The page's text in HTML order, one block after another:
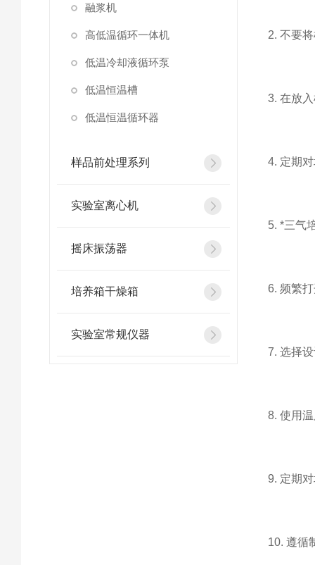
融浆机
高低温循环一体机
低温冷却液循环泵
低温恒温槽
低温恒温循环器
样品前处理系列
实验室离心机
摇床振荡器
培养箱干燥箱
实验室常规仪器
2. 不要
3. 在放
4. 定期
5. *三气
6. 频繁
7. 选择
8. 使用
9. 定期
10. 遵循